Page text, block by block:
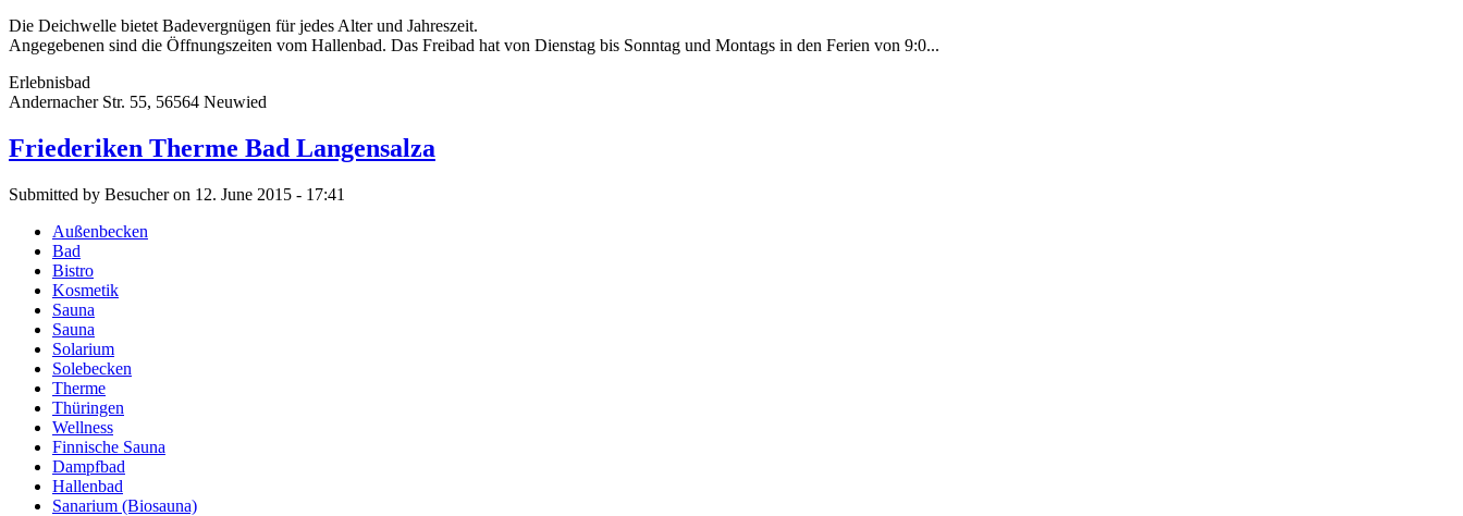
Die Deichwelle bietet Badevergnügen für jedes Alter und Jahreszeit.
Angegebenen sind die Öffnungszeiten vom Hallenbad. Das Freibad hat von Dienstag bis Sonntag und Montags in den Ferien von 9:0...
Erlebnisbad
Andernacher Str. 55, 56564 Neuwied
Friederiken Therme Bad Langensalza
Submitted by Besucher on 12. June 2015 - 17:41
Außenbecken
Bad
Bistro
Kosmetik
Sauna
Sauna
Solarium
Solebecken
Therme
Thüringen
Wellness
Finnische Sauna
Dampfbad
Hallenbad
Sanarium (Biosauna)